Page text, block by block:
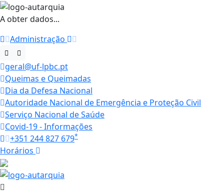
A obter dados...
Administração
geral@uf-lpbc.pt
Queimas e Queimadas
Dia da Defesa Nacional
Autoridade Nacional de Emergência e Proteção Civil
Serviço Nacional de Saúde
Covid-19 - Informações
+351 244 827 679*
Horários